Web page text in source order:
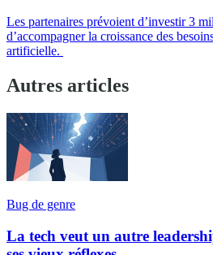
Les partenaires prévoient d’investir 3
d’accompagner la croissance des
artificielle.
Autres articles
Bug de genre
La tech veut un autre